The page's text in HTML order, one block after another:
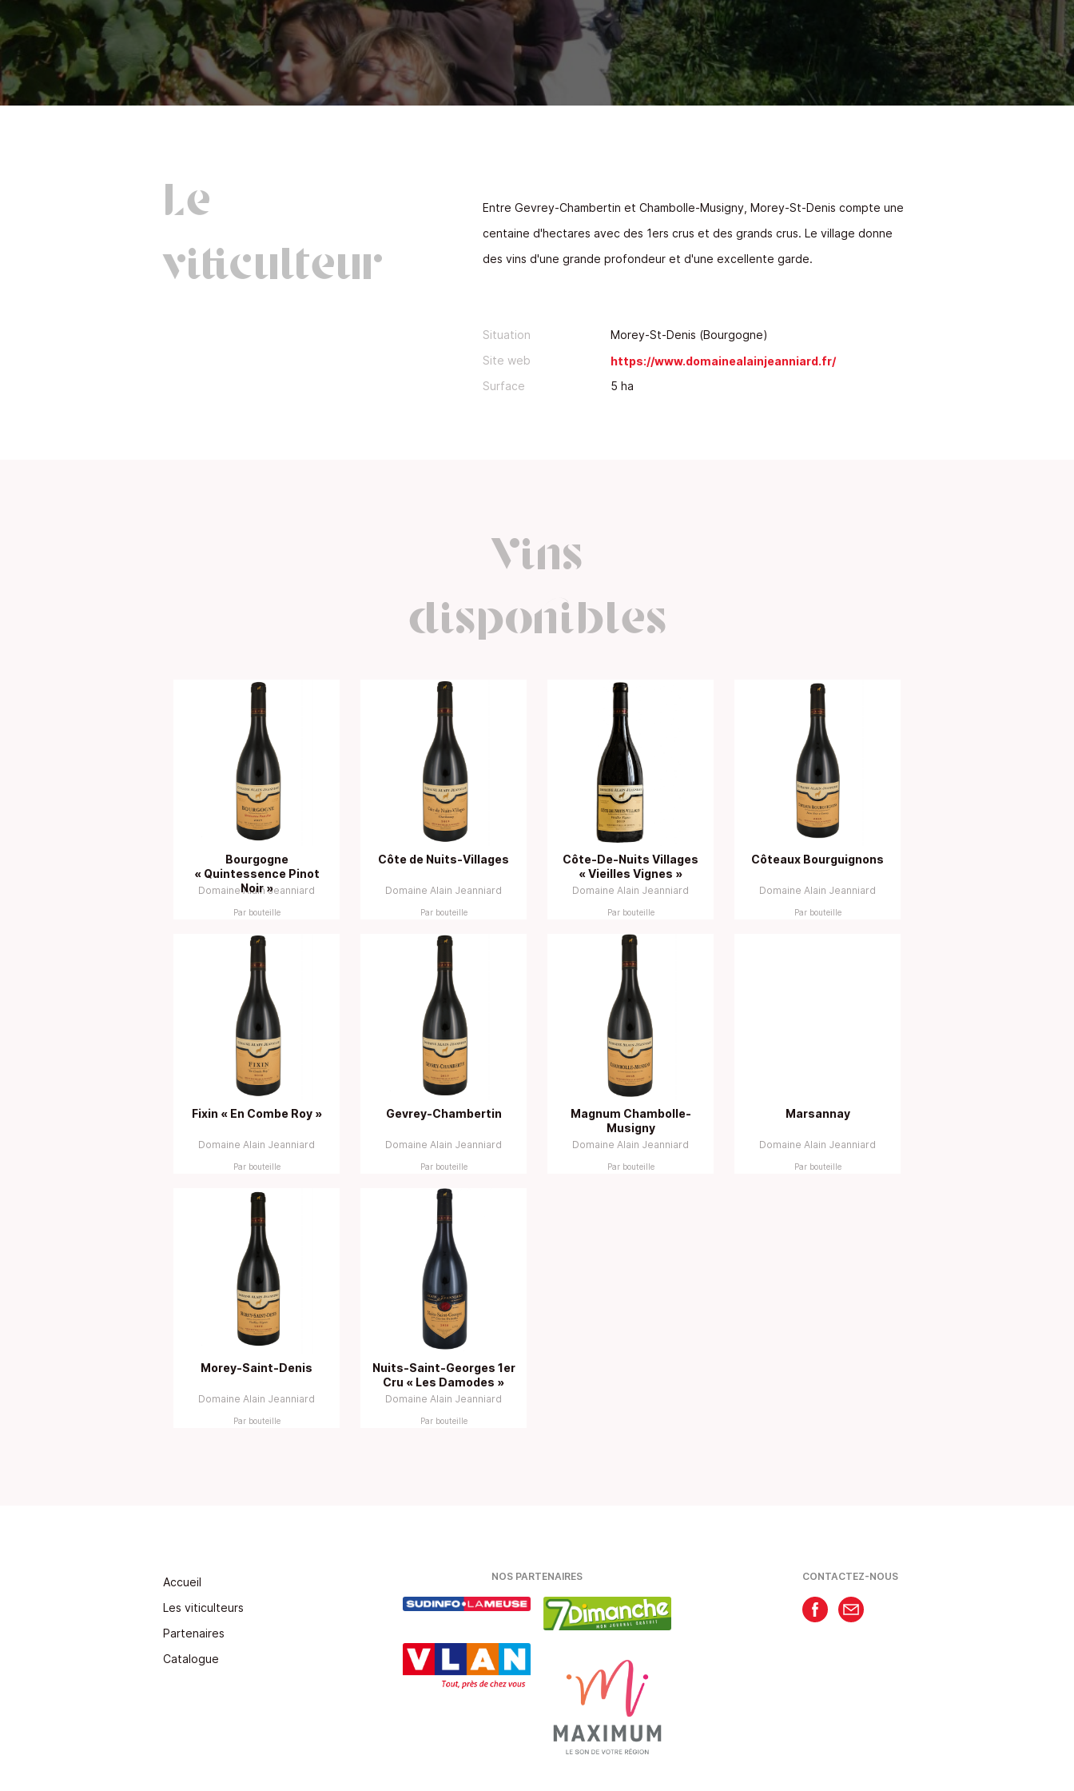
Le
viticulteur
Entre Gevrey-Chambertin et Chambolle-Musigny, Morey-St-Denis compte une
centaine d'hectares avec des 1ers crus et des grands crus. Le village donne
des vins d'une grande profondeur et d'une excellente garde.
Situation
Morey-St-Denis (Bourgogne)
Site web
https://www.domainealainjeanniard.fr/
Surface
5 ha
Vins
disponibles
Bourgogne
« Quintessence Pinot
Noir »
Domaine Alain Jeanniard
Par bouteille
Côte de Nuits-Villages
Domaine Alain Jeanniard
Par bouteille
Côte-De-Nuits Villages
« Vieilles Vignes »
Domaine Alain Jeanniard
Par bouteille
Côteaux Bourguignons
Domaine Alain Jeanniard
Par bouteille
Fixin « En Combe Roy »
Domaine Alain Jeanniard
Par bouteille
Gevrey-Chambertin
Domaine Alain Jeanniard
Par bouteille
Magnum Chambolle-
Musigny
Domaine Alain Jeanniard
Par bouteille
Marsannay
Domaine Alain Jeanniard
Par bouteille
Morey-Saint-Denis
Domaine Alain Jeanniard
Par bouteille
Nuits-Saint-Georges 1er
Cru « Les Damodes »
Domaine Alain Jeanniard
Par bouteille
Accueil
Les viticulteurs
Partenaires
Catalogue
NOS PARTENAIRES CONTACTEZ-NOUS